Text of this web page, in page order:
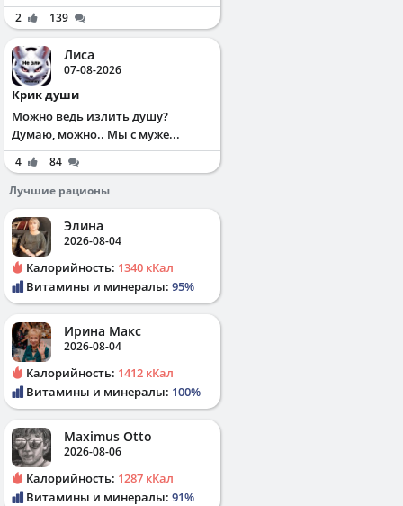
2 139
Лиса
07-08-2026
Крик души
Можно ведь излить душу?
Думаю, можно.. Мы с муже...
4
84
Лучшие рационы
Элина
2026-08-04
Калорийность: 1340 кКал
Витамины и минералы: 95%
Ирина Макс
2026-08-04
Калорийность: 1412 кКал
Витамины и минералы: 100%
Maximus Otto
2026-08-06
Калорийность: 1287 кКал
Витамины и минералы: 91%